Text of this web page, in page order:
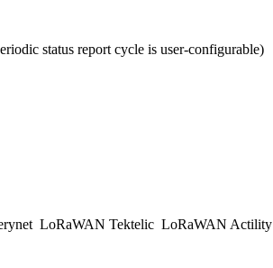
status report cycle is user-configurable)
LoRaWAN Tektelic LoRaWAN Actility